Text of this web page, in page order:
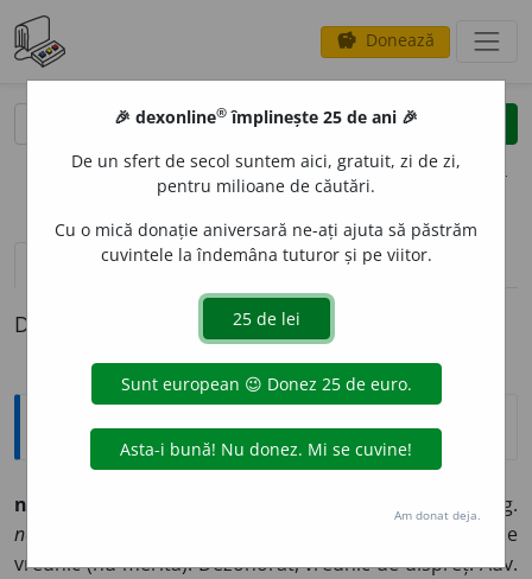
savings Donează
clear
opțiuni
definiții (1) pronunțievolume_up (2)
Definiția cu ID-ul 696488:
Explicative DEX
nevrédnic, -ă
disprețuit; bg.
nevrĭeden
[subst.]). Nedemn, care nu e
vrednic (nu merită). Dezonorat, vrednic de dispreț. Adv.
🎉 dexonline® împlinește 25 de ani 🎉
De un sfert de secol suntem aici, gratuit, zi de zi,
pentru milioane de căutări.
Cu o mică donație aniversară ne-ați ajuta să păstrăm
cuvintele la îndemâna tuturor și pe viitor.
Am donat deja.